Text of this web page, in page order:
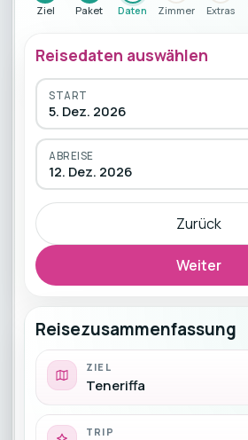
Ziel Paket
Daten
Zimmer
Extras
Reisedaten auswählen
START
5. Dez. 2026
ABREISE
12. Dez. 2026
Zurück
Weiter
Reisezusammenfassung
ZIEL
Teneriffa
TRIP